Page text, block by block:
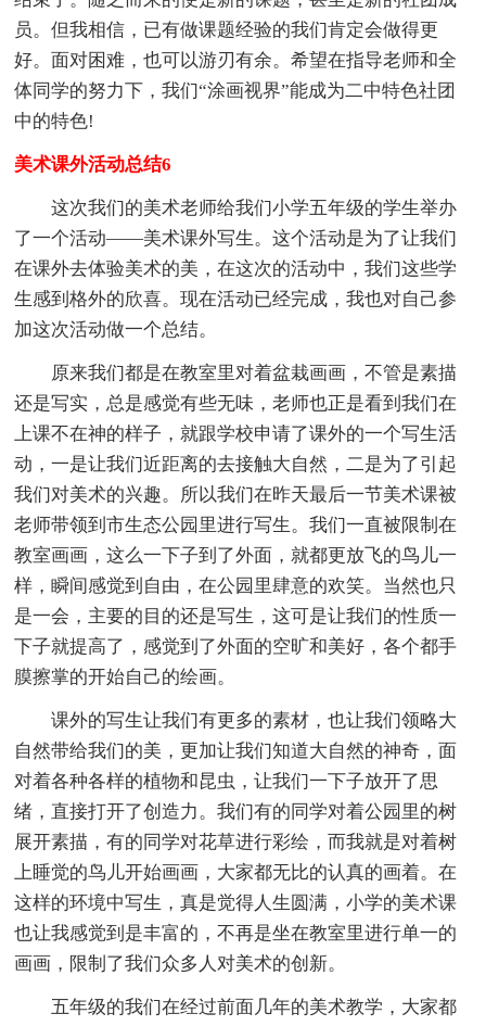
员。但我相信，已有做课题经验的我们肯定会做得更
好。面对困难，也可以游刃有余。希望在指导老师和全
体同学的努力下，我们“涂画视界”能成为二中特色社团
中的特色!
美术课外活动总结6
这次我们的美术老师给我们小学五年级的学生举办
了一个活动——美术课外写生。这个活动是为了让我们
在课外去体验美术的美，在这次的活动中，我们这些学
生感到格外的欣喜。现在活动已经完成，我也对自己参
加这次活动做一个总结。
原来我们都是在教室里对着盆栽画画，不管是素描
还是写实，总是感觉有些无味，老师也正是看到我们在
上课不在神的样子，就跟学校申请了课外的一个写生活
动，一是让我们近距离的去接触大自然，二是为了引起
我们对美术的兴趣。所以我们在昨天最后一节美术课被
老师带领到市生态公园里进行写生。我们一直被限制在
教室画画，这么一下子到了外面，就都更放飞的鸟儿一
样，瞬间感觉到自由，在公园里肆意的欢笑。当然也只
是一会，主要的目的还是写生，这可是让我们的性质一
下子就提高了，感觉到了外面的空旷和美好，各个都手
膜擦掌的开始自己的绘画。
课外的写生让我们有更多的素材，也让我们领略大
自然带给我们的美，更加让我们知道大自然的神奇，面
对着各种各样的植物和昆虫，让我们一下子放开了思
绪，直接打开了创造力。我们有的同学对着公园里的树
展开素描，有的同学对花草进行彩绘，而我就是对着树
上睡觉的鸟儿开始画画，大家都无比的认真的画着。在
这样的环境中写生，真是觉得人生圆满，小学的美术课
也让我感觉到是丰富的，不再是坐在教室里进行单一的
画画，限制了我们众多人对美术的创新。
五年级的我们在经过前面几年的美术教学，大家都